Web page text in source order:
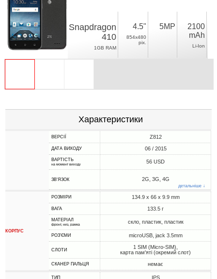
Snapdragon
410
1GB RAM
4.5"
854x480
pix.
5MP
2100
mAh
Li-Ion
Характеристики
ВЕРСІЇ Z812
ДАТА ВИХОДУ 06 / 2015
ВАРТІСТЬ
на момент виходу 56 USD
ЗВ'ЯЗОК 2G, 3G, 4G
детальніше ↓
КОРПУС
РОЗМІРИ 134.9 x 66 x 9.9 mm
ВАГА 133.5 г
МАТЕРІАЛ
фронт, низ, рамка скло, пластик, пластик
РОЗ'ЄМИ microUSB, jack 3.5mm
СЛОТИ
1 SIM (Micro-SIM),
карта пам'яті (окремий слот)
СКАНЕР ПАЛЬЦЯ немає
ТИП IPS